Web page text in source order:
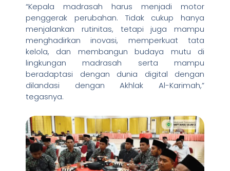
“Kepala madrasah harus menjadi motor
penggerak perubahan. Tidak cukup hanya
menjalankan rutinitas, tetapi juga mampu
menghadirkan inovasi, memperkuat tata
kelola, dan membangun budaya mutu di
lingkungan madrasah serta mampu
beradaptasi dengan dunia digital dengan
dilandasi dengan Akhlak Al-Karimah,”
tegasnya.